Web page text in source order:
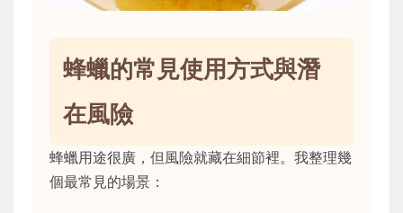
蜂蠟的常見使用方式與潛
在風險
蜂蠟用途很廣，但風險就藏在細節裡。我整理幾
個最常見的場景：